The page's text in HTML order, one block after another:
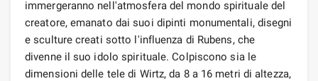
immergeranno nell'atmosfera del mondo spirituale del
creatore, emanato dai suoi dipinti monumentali, disegni
e sculture creati sotto l'influenza di Rubens, che
divenne il suo idolo spirituale. Colpiscono sia le
dimensioni delle tele di Wirtz, da 8 a 16 metri di altezza,